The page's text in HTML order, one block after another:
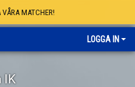
VÅRA MATCHER!
LOGGA IN
IK